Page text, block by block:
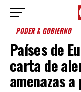
PODER & GOBIERNO
Países de
carta de
amenazas